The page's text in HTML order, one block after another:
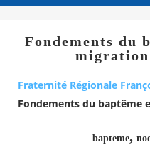
Fondements du
Fraternité Régionale
Fondements du baptême
bapteme,